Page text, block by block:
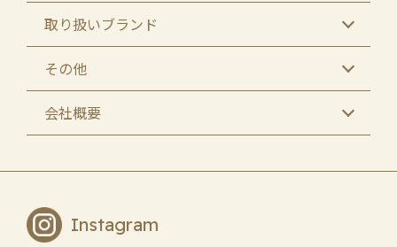
取り扱いブランド
その他
会社概要
Instagram